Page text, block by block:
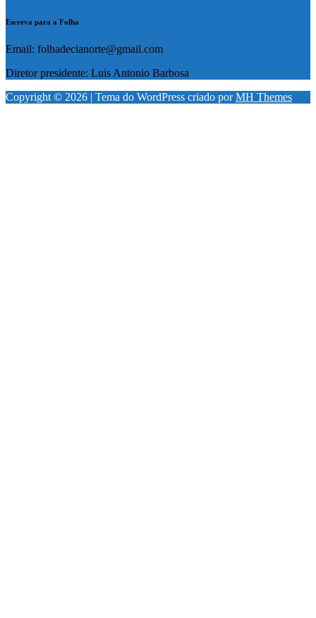
Escreva para a Folha
Email: folhadecianorte@gmail.com
Diretor presidente: Luis Antonio Barbosa
Copyright © 2026 | Tema do WordPress criado porMH Themes